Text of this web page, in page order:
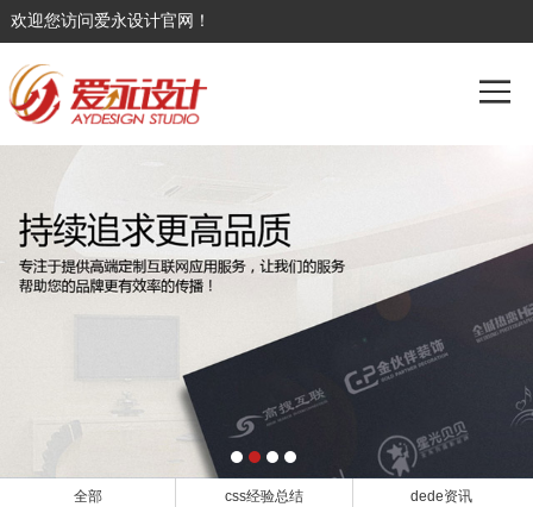
欢迎您访问爱永设计官网！
全部 css经验总结 dede资讯